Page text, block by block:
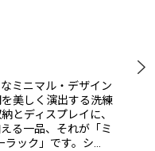
ミニマル・デザイン
美しく演出する洗練
とディスプレイに、
る一品、それが「ミ
ック」です。シ…